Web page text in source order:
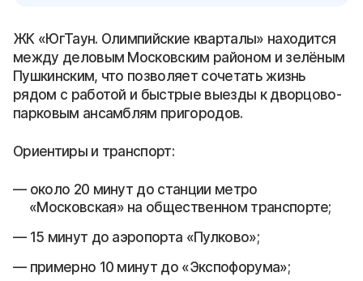
ЖК «ЮгТаун. Олимпийские кварталы» находится
между деловым Московским районом и зелёным
Пушкинским, что позволяет сочетать жизнь
рядом с работой и быстрые выезды к дворцово-
парковым ансамблям пригородов.
Ориентиры и транспорт:
около 20 минут до станции метро
«Московская» на общественном транспорте;
15 минут до аэропорта «Пулково»;
примерно 10 минут до «Экспофорума»;